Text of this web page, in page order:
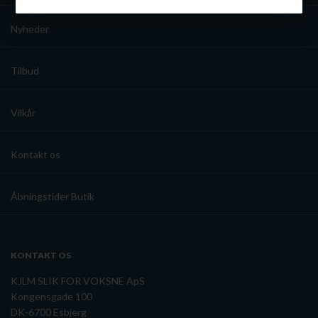
Nyheder
Tilbud
Vilkår
Kontakt os
Åbningstider Butik
KONTAKT OS
KJLM SLIK FOR VOKSNE ApS
Kongensgade 100
DK-6700 Esbjerg